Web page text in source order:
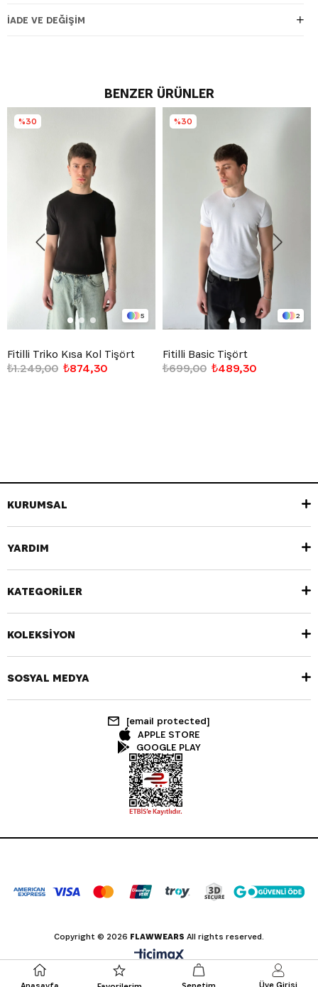
İADE VE DEĞIŞIM
BENZER ÜRÜNLER
5
Fitilli Triko Kısa Kol Tişört
₺874,30
₺1.249,00
%30
2
Fitilli Basic Tişört
₺489,30
₺699,00
%30
KURUMSAL
YARDIM
KATEGORİLER
KOLEKSİYON
SOSYAL MEDYA
[email protected]
APPLE STORE
GOOGLE PLAY
Copyright © 2026 FLAWWEARS All rights reserved.
Üye Girişi